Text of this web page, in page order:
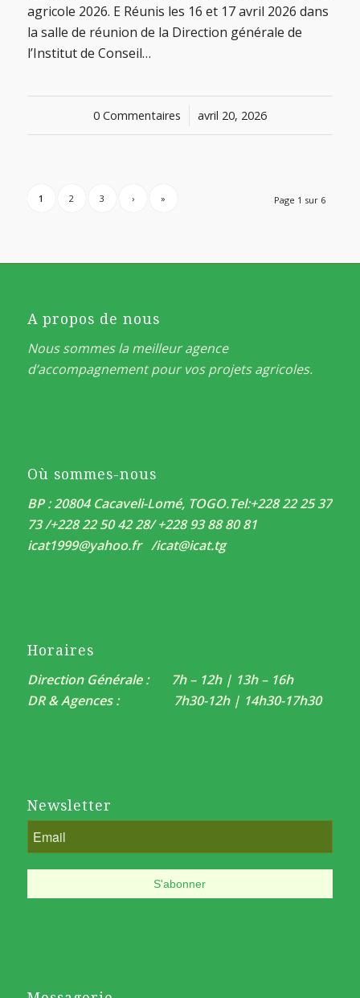
agricole 2026. E Réunis les 16 et 17 avril 2026 dans
la salle de réunion de la Direction générale de
l’Institut de Conseil…
0 Commentaires
/ avril 20, 2026
Page 1 sur 6
1 2 3 › »
A propos de nous
Nous sommes la meilleur agence
d’accompagnement pour vos projets agricoles.
Où sommes-nous
BP : 20804 Cacaveli-Lomé, TOGO.Tel:+228 22 25 37
73 /+228 22 50 42 28/ +228 93 88 80 81
icat1999@yahoo.fr /icat@icat.tg
Horaires
Direction Générale : 7h – 12h | 13h – 16h
DR & Agences : 7h30-12h | 14h30-17h30
Newsletter